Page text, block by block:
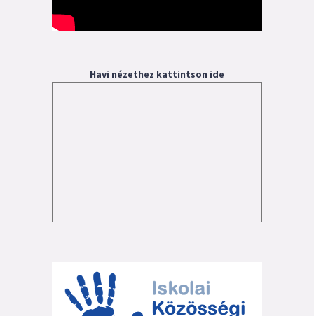
Havi nézethez kattintson ide